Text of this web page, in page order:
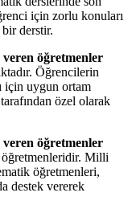
için zorlu konuları
bir derstir.
öğretmenler
Öğrencilerin
için uygun ortam
özel olarak
öğretmenler
öğretmenleridir. Milli
öğretmenleri,
destek vererek